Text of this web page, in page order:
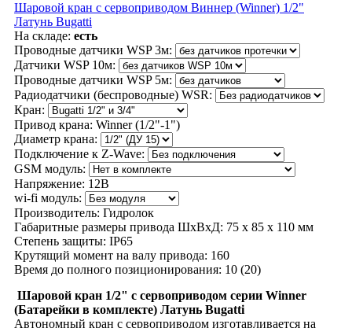
Шаровой кран с сервоприводом Виннер (Winner) 1/2"
Латунь Bugatti
На складе: есть
Проводные датчики WSP 3м:
Датчики WSP 10м:
Проводные датчики WSP 5м:
Радиодатчики (беспроводные) WSR:
Кран:
Привод крана: Winner (1/2"-1")
Диаметр крана:
Подключение к Z-Wave:
GSM модуль:
Напряжение: 12В
wi-fi модуль:
Производитель: Гидролок
Габаритные размеры привода ШхВхД: 75 х 85 х 110 мм
Степень защиты: IP65
Крутящий момент на валу привода: 160
Время до полного позиционирования: 10 (20)
Шаровой кран 1/2" с сервоприводом серии Winner
(Батарейки в комплекте) Латунь Bugatti
Автономный кран с сервоприводом изготавливается на